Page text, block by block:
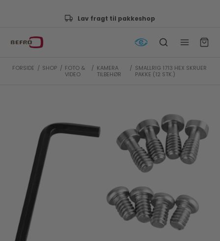
Godkendt af e-mærket
FORSIDE / SHOP / FOTO &
VIDEO
/ KAMERA
TILBEHØR
/ SMALLRIG 1713 HEX SKRUER
PAKKE (12 STK.)